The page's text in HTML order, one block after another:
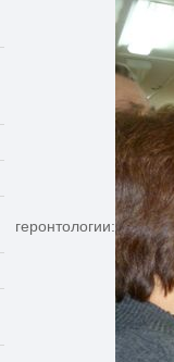
геронтологии: